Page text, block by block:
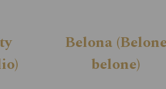
Belona (Belone
belone)